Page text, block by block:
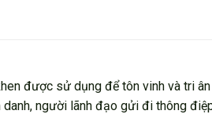
được sử dụng để tôn vinh và tri
danh, người lãnh đạo gửi đi thông